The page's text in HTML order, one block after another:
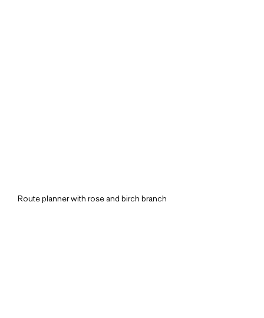
Route planner with rose and birch branch